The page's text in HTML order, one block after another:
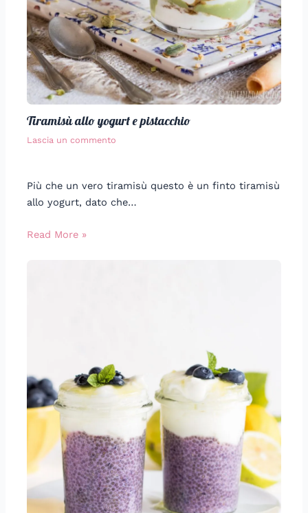
Tiramisù allo yogurt e pistacchio
Lascia un commento
Più che un vero tiramisù questo è un finto tiramisù
allo yogurt, dato che…
Read More »